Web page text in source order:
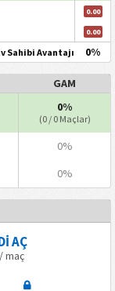
0.00
0.00
Sahibi Avantajı 0%
GAM
0%
(0 / 0 Maçlar)
0%
0%
AÇ
maç